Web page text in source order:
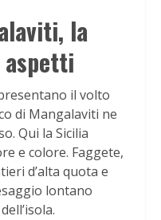
la
il volto
di Mangalaviti ne
Qui la Sicilia
e colore. Faggete,
d’alta quota e
lontano